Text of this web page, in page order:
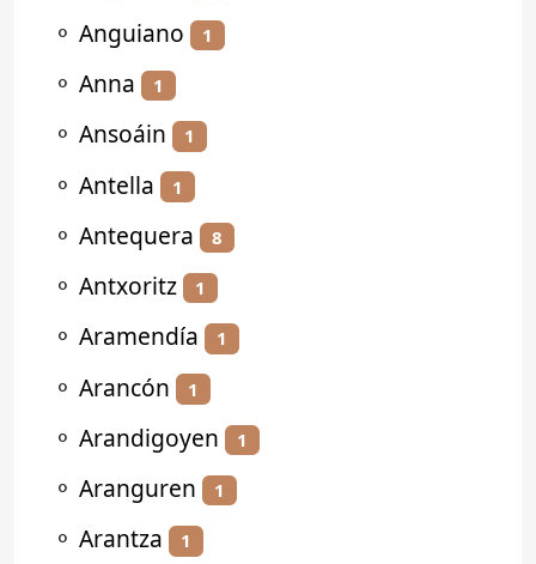
⚬ Anguiano 1
⚬ Anna 1
⚬ Ansoáin 1
⚬ Antella 1
⚬ Antequera 8
⚬ Antxoritz 1
⚬ Aramendía 1
⚬ Arancón 1
⚬ Arandigoyen 1
⚬ Aranguren 1
⚬ Arantza 1